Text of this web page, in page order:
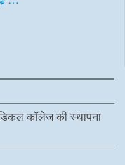
कॉलेज की स्थापना